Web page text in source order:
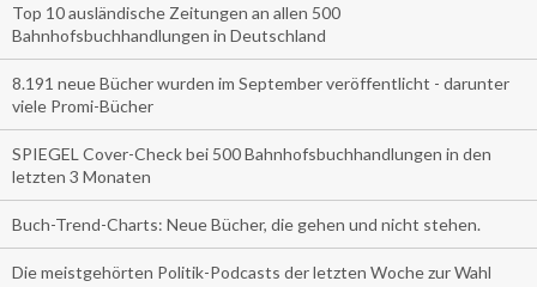
Top 10 ausländische Zeitungen an allen 500
Bahnhofsbuchhandlungen in Deutschland
8.191 neue Bücher wurden im September veröffentlicht - darunter
viele Promi-Bücher
SPIEGEL Cover-Check bei 500 Bahnhofsbuchhandlungen in den
letzten 3 Monaten
Buch-Trend-Charts: Neue Bücher, die gehen und nicht stehen.
Die meistgehörten Politik-Podcasts der letzten Woche zur Wahl